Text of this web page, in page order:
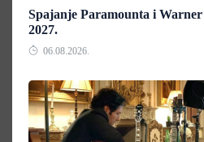
Spajanje Paramounta i
2027.
06.08.2026.